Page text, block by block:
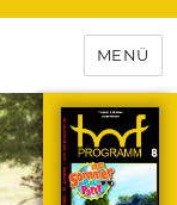
MENÜ